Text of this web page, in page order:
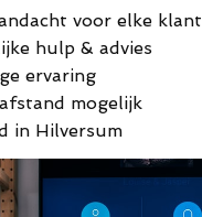
voor elke klant
hulp & advies
ervaring
mogelijk
in Hilversum